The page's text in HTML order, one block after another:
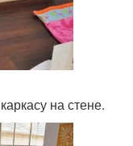
на стене.